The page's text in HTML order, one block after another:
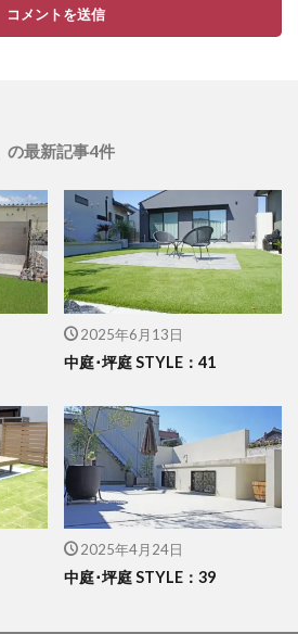
の最新記事4件
2025年6月13日
中庭･坪庭 STYLE：41
2025年4月24日
中庭･坪庭 STYLE：39
ス
ユニット SD02型
ンストーン
アマゾンジャラ
ィア
トッカー
ックス
イナバ物置 ナイソー
イナバ物置 バイク保管庫
場 BFXタイプ
ウリン
ンフェンス
ンポールAD
イド
エレント フォルテット
カーポート